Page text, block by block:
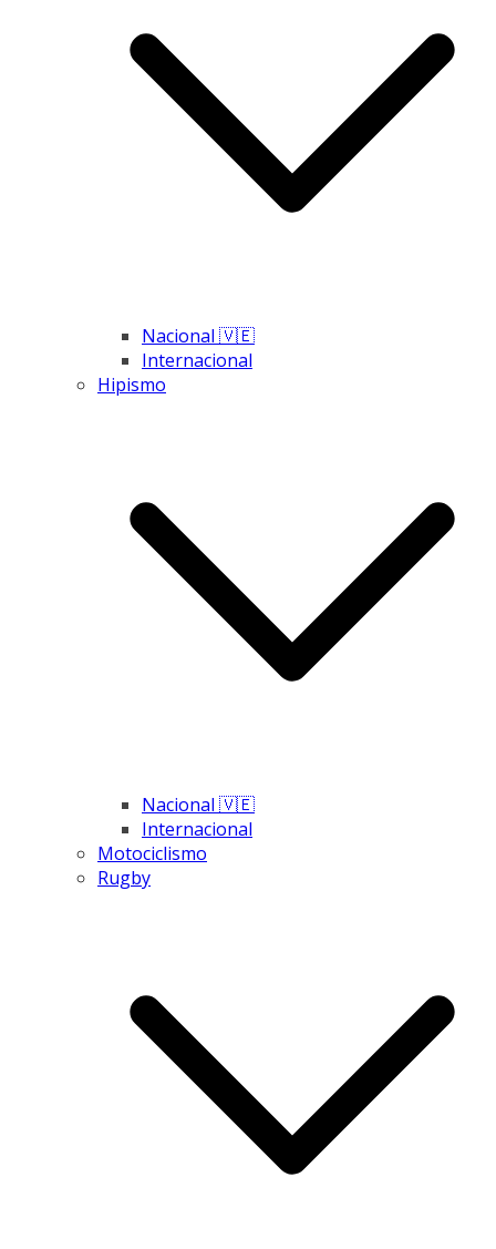
Nacional 🇻🇪
Internacional
Hipismo
Nacional 🇻🇪
Internacional
Motociclismo
Rugby